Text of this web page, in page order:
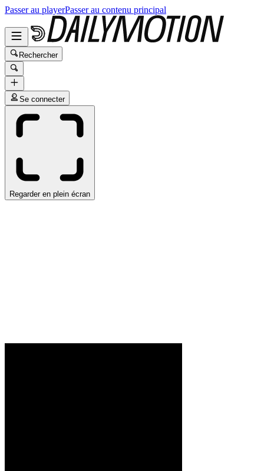
Passer au playerPasser au contenu principal
Rechercher
Se connecter
Regarder en plein écran